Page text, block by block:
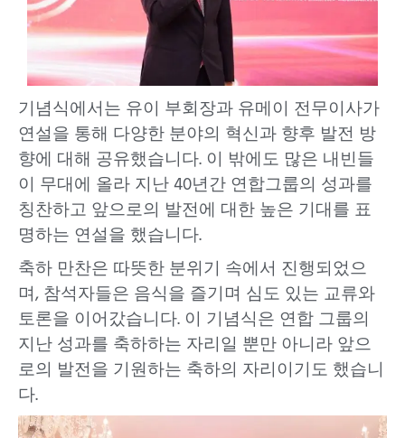
기념식에서는 유이 부회장과 유메이 전무이사가
연설을 통해 다양한 분야의 혁신과 향후 발전 방
향에 대해 공유했습니다. 이 밖에도 많은 내빈들
이 무대에 올라 지난 40년간 연합그룹의 성과를
칭찬하고 앞으로의 발전에 대한 높은 기대를 표
명하는 연설을 했습니다.
축하 만찬은 따뜻한 분위기 속에서 진행되었으
며, 참석자들은 음식을 즐기며 심도 있는 교류와
토론을 이어갔습니다. 이 기념식은 연합 그룹의
지난 성과를 축하하는 자리일 뿐만 아니라 앞으
로의 발전을 기원하는 축하의 자리이기도 했습니
다.